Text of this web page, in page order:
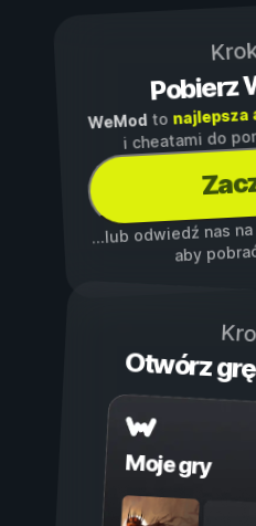
Pobierz
WeModto najlepsza
i cheatami do
...lub odwiedź nas
aby
Otwórz
Moje gry